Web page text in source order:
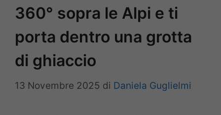
360° sopra le Alpi e ti
porta dentro una grotta
di ghiaccio
13 Novembre 2025 di Daniela Guglielmi